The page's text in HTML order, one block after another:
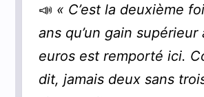
📣 « C’est la deuxième
ans qu’un gain supérieur
euros est remporté ici.
dit, jamais deux sans